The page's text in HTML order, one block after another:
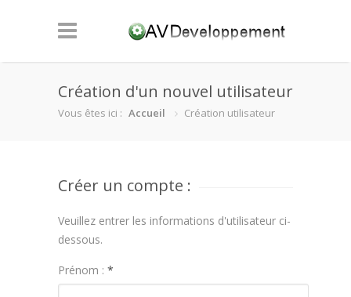
Création d'un nouvel utilisateur
Vous êtes ici : Accueil Création utilisateur
Créer un compte :
Veuillez entrer les informations d'utilisateur ci-
dessous.
Prénom : *